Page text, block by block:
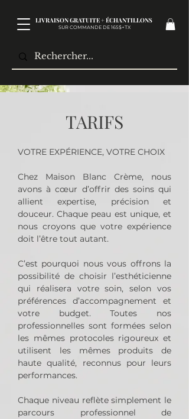
LIVRAISON GRATUITE + ÉCHANTILLONS
SUR COMMANDE DE 165$+TX​
TARIFS
VOTRE EXPÉRIENCE, VOTRE CHOIX
Chez Maison Blanc Crème, nous
avons à cœur d’offrir des soins qui
allient expertise, précision et
douceur. Chaque peau est unique, et
nous croyons que votre expérience
doit l’être tout autant.
C’est pourquoi nous vous offrons la
possibilité de choisir l’esthéticienne
qui réalisera votre soin, selon vos
préférences d’accompagnement et
votre budget. Toutes nos
professionnelles sont formées selon
les mêmes protocoles rigoureux et
utilisent les mêmes produits de
haute qualité, reconnus pour leurs
performances.
Chaque niveau reflète simplement le
parcours professionnel de